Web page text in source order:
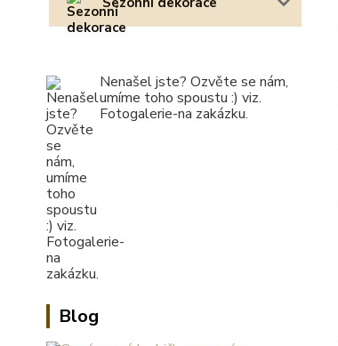
Nenašel jste? Ozvěte se nám,
umíme toho spoustu :) viz.
Fotogalerie-na zakázku.
Blog